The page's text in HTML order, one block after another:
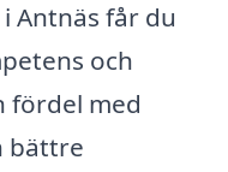
Antnäs får du
och
fördel med
bättre